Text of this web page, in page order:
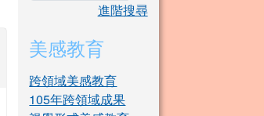
進階搜尋
美感教育
跨領域美感教育
105年跨領域成果